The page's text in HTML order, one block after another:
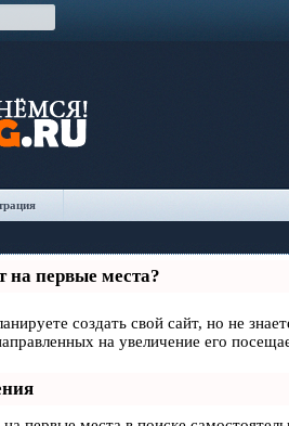
на первые места?
создать свой сайт, но не
на увеличение его